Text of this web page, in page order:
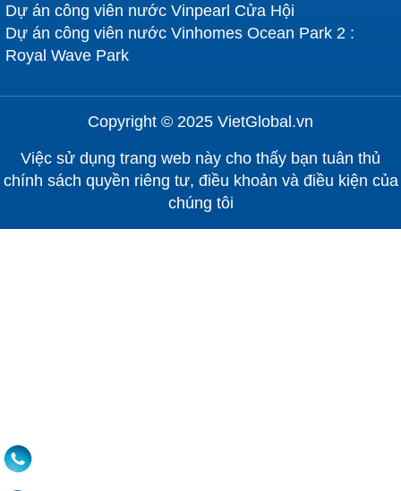
Dự án công viên nước Vinpearl Cửa Hội
Dự án công viên nước Vinhomes Ocean Park 2 :
Royal Wave Park
Copyright © 2025 VietGlobal.vn
Việc sử dụng trang web này cho thấy bạn tuân thủ
chính sách quyền riêng tư, điều khoản và điều kiện của
chúng tôi